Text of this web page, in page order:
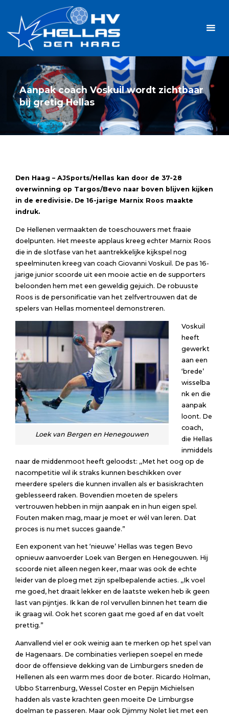
inhoud
Aanpak coach Voskuil wordt zichtbaar
bij gretig Hellas
Den Haag – AJSports/Hellas kan door de 37-28
overwinning op Targos/Bevo naar boven blijven kijken
in de eredivisie. De 16-jarige Marnix Roos maakte
indruk.
De Hellenen vermaakten de toeschouwers met fraaie
doelpunten. Het meeste applaus kreeg echter Marnix Roos
die in de slotfase van het aantrekkelijke kijkspel nog
speelminuten kreeg van coach Giovanni Voskuil. De pas 16-
jarige junior scoorde uit een mooie actie en de supporters
beloonden hem met een geweldig gejuich. De robuuste
Roos is de personificatie van het zelfvertrouwen dat de
spelers van Hellas momenteel demonstreren.
Loek van Bergen en Henegouwen
Voskuil
heeft
gewerkt
aan een
‘brede’
wisselba
nk en die
aanpak
loont. De
coach,
die Hellas
inmiddels
naar de middenmoot heeft geloodst: ,,Met het oog op de
nacompetitie wil ik straks kunnen beschikken over
meerdere spelers die kunnen invallen als er basiskrachten
geblesseerd raken. Bovendien moeten de spelers
vertrouwen hebben in mijn aanpak en in hun eigen spel.
Fouten maken mag, maar je moet er wél van leren. Dat
proces is nu met succes gaande.”
Een exponent van het ‘nieuwe’ Hellas was tegen Bevo
opnieuw aanvoerder Loek van Bergen en Henegouwen. Hij
scoorde niet alleen negen keer, maar was ook de echte
leider van de ploeg met zijn spelbepalende acties. ,,Ik voel
me goed, het draait lekker en de laatste weken heb ik geen
last van pijntjes. Ik kan de rol vervullen binnen het team die
ik graag wil. Ook het scoren gaat me goed af en dat voelt
prettig.”
Aanvallend viel er ook weinig aan te merken op het spel van
de Hagenaars. De combinaties verliepen soepel en mede
door de offensieve dekking van de Limburgers sneden de
Hellenen als een warm mes door de boter. Ricardo Holman,
Ubbo Starrenburg, Wessel Coster en Pepijn Michielsen
hadden als vaste krachten geen moeite De Limburgse
doelman te passeren. Maar ook Djimmy Nolet liet met een